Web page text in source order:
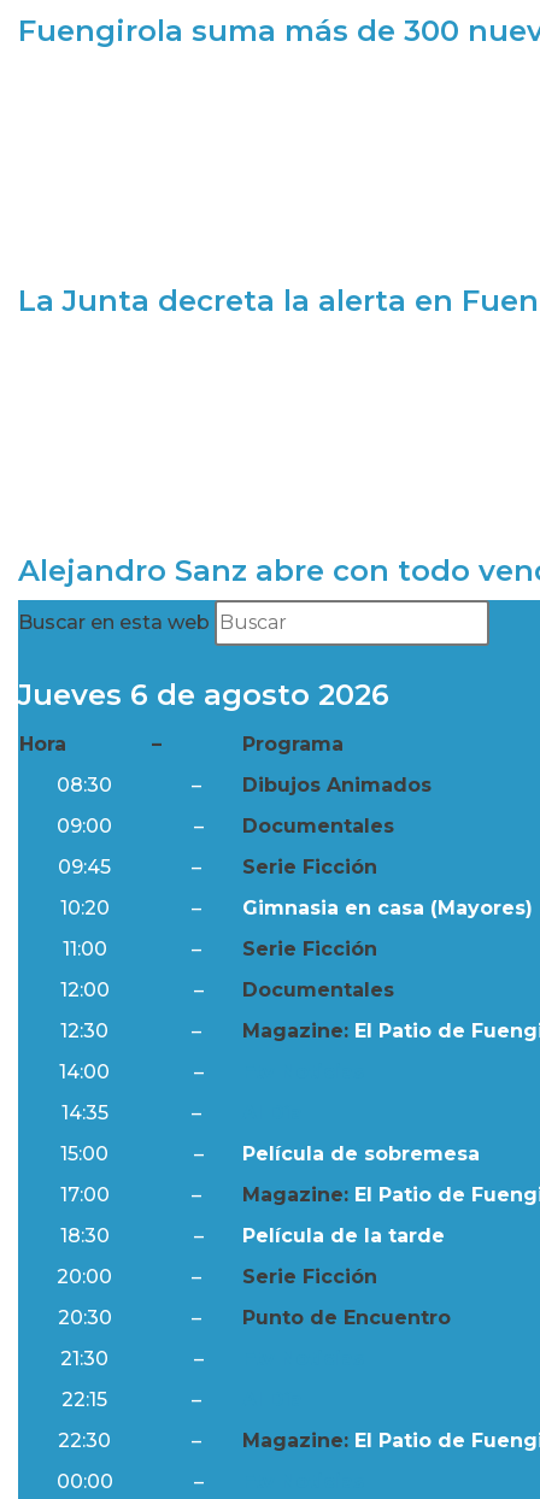
Fuengirola suma más de 300
La Junta decreta la alerta en
Alejandro Sanz abre con todo
Buscar en esta web
Jueves 6 de agosto 2026
Hora –
Programa
08:30
–
Dibujos Animados
09:00
–
Documentales
09:45
–
Serie Ficción
10:20
–
Gimnasia en casa (Mayores)
11:00
–
Serie Ficción
12:00
–
Documentales
12:30
– Magazine: El Patio de
14:00
–
14:35
–
15:00
–
Película de sobremesa
17:00
– Magazine: El Patio de
18:30
–
Película de la tarde
20:00
–
Serie Ficción
20:30
–
Punto de Encuentro
21:30
–
22:15
–
22:30
– Magazine: El Patio de
00:00
–